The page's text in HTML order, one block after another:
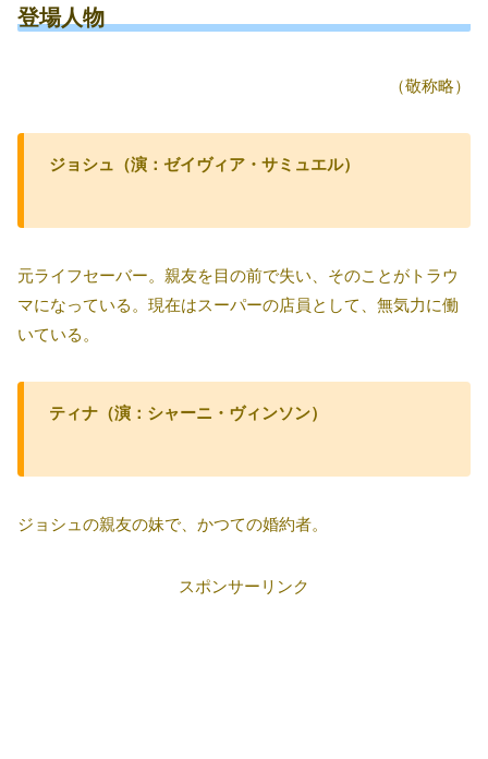
登場人物
（敬称略）
ジョシュ（演：ゼイヴィア・サミュエル）
元ライフセーバー。親友を目の前で失い、そのことがトラウ
マになっている。現在はスーパーの店員として、無気力に働
いている。
ティナ（演：シャーニ・ヴィンソン）
ジョシュの親友の妹で、かつての婚約者。
スポンサーリンク